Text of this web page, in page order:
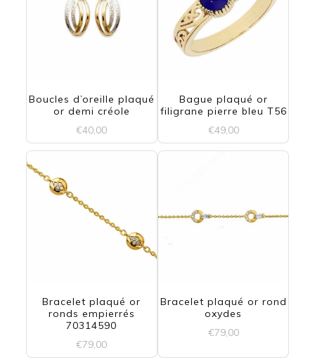
options
peuvent
sur
page
produit
Boucles d’oreille plaqué
or demi créole
€40,00
Bague plaqué or
filigrane pierre bleu T56
€49,00
Bracelet plaqué or
ronds empierrés
70314590
€79,00
Bracelet plaqué or rond
oxydes
€79,00